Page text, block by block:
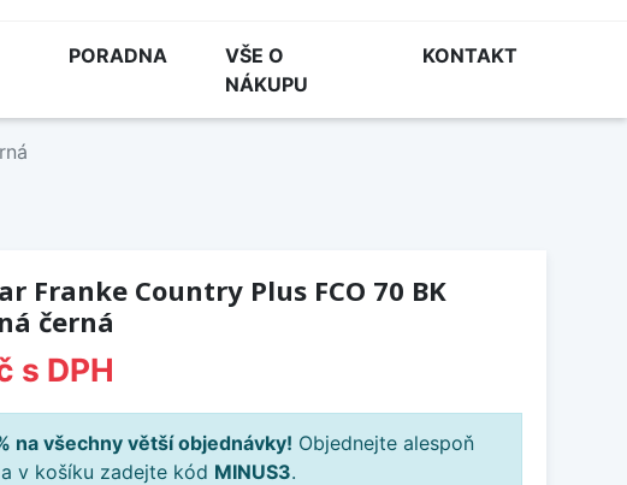
PORADNA
VŠE O
NÁKUPU
KONTAKT
Franke Country Plus FCO 70 BK
černá
s DPH
na všechny větší objednávky! Objednejte alespoň
v košíku zadejte kód MINUS3.